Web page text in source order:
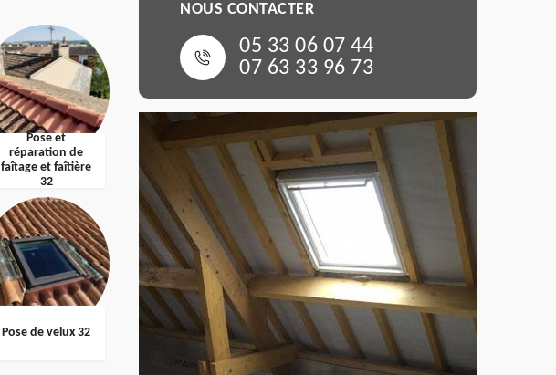
Pose et
réparation de
faîtage et faîtière
32
Pose de velux 32
NOUS CONTACTER
05 33 06 07 44
07 63 33 96 73